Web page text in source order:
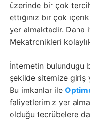
üzerinde bir çok
ettiğiniz bir çok
yer almaktadir. Daha
Mekatronikleri
İnternetin bulundugu
şekilde sitemize giriş
Bu imkanlar ile
faliyetlerimiz yer
olduğu tecrübelere